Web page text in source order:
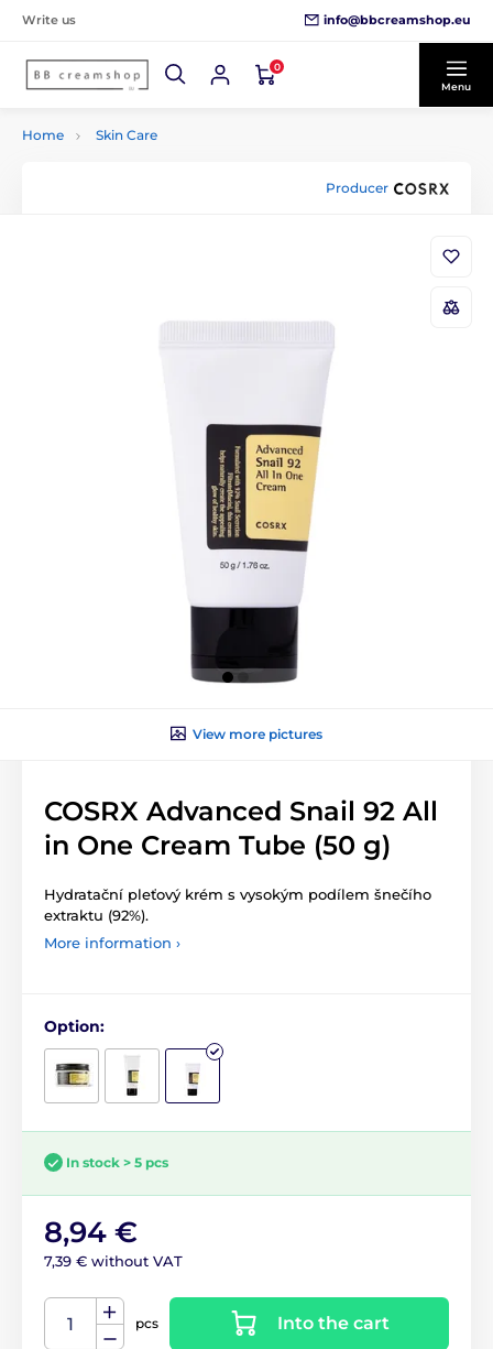
Write us info@bbcreamshop.eu
0
Menu
Home Skin Care
Producer
View more pictures
COSRX Advanced Snail 92 All
in One Cream Tube (50 g)
Hydratační pleťový krém s vysokým podílem šnečího
extraktu (92%).
More information ›
Option:
In stock > 5 pcs
8,94 €
7,39 € without VAT
pcs Into the cart